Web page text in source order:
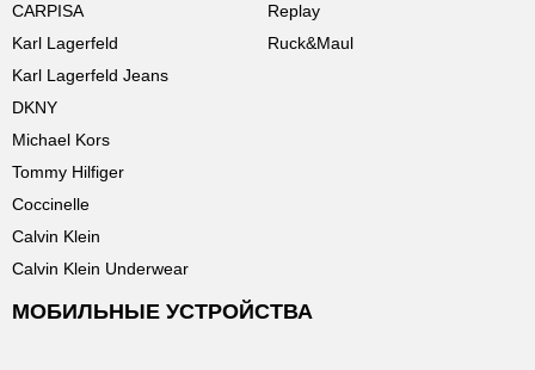
CARPISA
Karl Lagerfeld
Karl Lagerfeld Jeans
DKNY
Michael Kors
Tommy Hilfiger
Coccinelle
Calvin Klein
Calvin Klein Underwear
Replay
Ruck&Maul
МОБИЛЬНЫЕ УСТРОЙСТВА